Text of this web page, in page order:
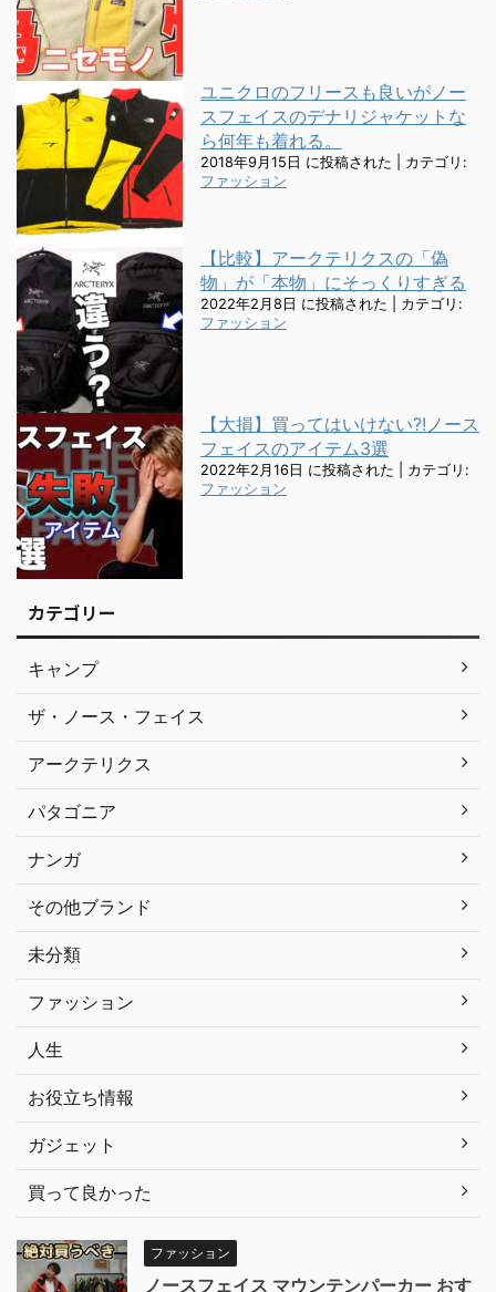
ユニクロのフリースも良いがノー
スフェイスのデナリジャケットな
ら何年も着れる。
2018年9月15日 に投稿された
カテゴリ:
ファッション
【比較】アークテリクスの「偽
物」が「本物」にそっくりすぎる
2022年2月8日 に投稿された
カテゴリ:
ファッション
【大損】買ってはいけない?!ノース
フェイスのアイテム3選
2022年2月16日 に投稿された
カテゴリ:
ファッション
カテゴリー
キャンプ
ザ・ノース・フェイス
アークテリクス
パタゴニア
ナンガ
その他ブランド
未分類
ファッション
人生
お役立ち情報
ガジェット
買って良かった
ファッション
ノースフェイス マウンテンパーカー おす